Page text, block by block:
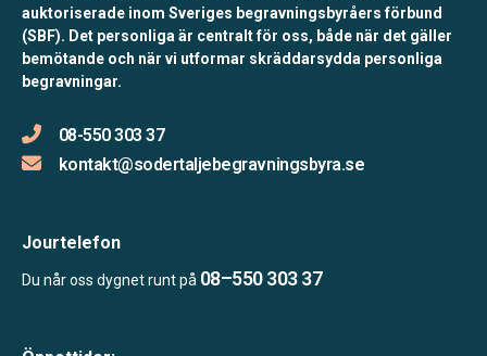
auktoriserade inom Sveriges begravningsbyråers förbund
(SBF). Det personliga är centralt för oss, både när det gäller
bemötande och när vi utformar skräddarsydda personliga
begravningar.
08-550 303 37
kontakt@sodertaljebegravningsbyra.se
Jourtelefon
Du når oss dygnet runt på 08–550 303 37